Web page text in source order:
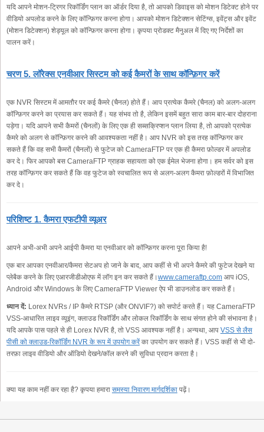
यदि आपने मोशन-ट्रिगर रिकॉर्डिंग प्लान का ऑर्डर दिया है, तो आपको डिवाइस को मोशन डिटेक्ट होने पर
वीडियो अपलोड करने के लिए कॉन्फ़िगर करना होगा। आपको मोशन डिटेक्शन सेटिंग्स, इवेंट्स और इवेंट
(मोशन डिटेक्शन) शेड्यूल को कॉन्फ़िगर करना होगा। कृपया प्रोडक्ट मैनुअल में दिए गए निर्देशों का
पालन करें।
चरण 5. लॉरेक्स एनवीआर सिस्टम को कई कैमरों के साथ कॉन्फ़िगर करें
एक NVR सिस्टम में आमतौर पर कई कैमरे (चैनल) होते हैं। आप प्रत्येक कैमरे (चैनल) को अलग-अलग
कॉन्फ़िगर करने का प्रयास कर सकते हैं। यह संभव तो है, लेकिन इसमें बहुत सारा काम बार-बार दोहराना
पड़ेगा। यदि आपने सभी कैमरों (चैनलों) के लिए एक ही सब्सक्रिप्शन प्लान लिया है, तो आपको प्रत्येक
कैमरे को अलग से कॉन्फ़िगर करने की आवश्यकता नहीं है। आप NVR को इस तरह कॉन्फ़िगर कर
सकते हैं कि वह सभी कैमरों (चैनलों) से फुटेज को CameraFTP पर एक ही कैमरा फ़ोल्डर में अपलोड
कर दे। फिर आपको बस CameraFTP ग्राहक सहायता को एक ईमेल भेजना होगा। हम सर्वर को इस
तरह कॉन्फ़िगर कर सकते हैं कि वह फुटेज को स्वचालित रूप से अलग-अलग कैमरा फ़ोल्डरों में विभाजित
कर दे।
परिशिष्ट 1. कैमरा एफटीपी व्यूअर
आपने अभी-अभी अपने आईपी कैमरा या एनवीआर को कॉन्फ़िगर करना पूरा किया है!
एक बार आपका एनवीआर/कैमरा सेटअप हो जाने के बाद, आप कहीं से भी अपने कैमरे की फुटेज देखने या
प्लेबैक करने के लिए एआरजीडीओएफ में लॉग इन कर सकते हैं।www.cameraftp.com आप iOS,
Android और Windows के लिए CameraFTP Viewer ऐप भी डाउनलोड कर सकते हैं।
ध्यान दें: Lorex NVRs / IP कैमरे RTSP (और ONVIF?) को सपोर्ट करते हैं। यह CameraFTP
VSS-आधारित लाइव व्यूइंग, क्लाउड रिकॉर्डिंग और लोकल रिकॉर्डिंग के साथ संगत होने की संभावना है।
यदि आपके पास पहले से ही Lorex NVR है, तो VSS आवश्यक नहीं है। अन्यथा, आप VSS से लैस
पीसी को क्लाउड-रिकॉर्डिंग NVR के रूप में उपयोग करेंका उपयोग कर सकते हैं। VSS कहीं से भी दो-
तरफ़ा लाइव वीडियो और ऑडियो देखने/कॉल करने की सुविधा प्रदान करता है।
क्या यह काम नहीं कर रहा है? कृपया हमारा समस्या निवारण मार्गदर्शिका पढ़ें।